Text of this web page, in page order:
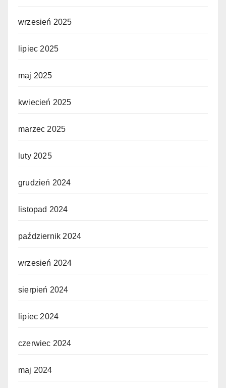
wrzesień 2025
lipiec 2025
maj 2025
kwiecień 2025
marzec 2025
luty 2025
grudzień 2024
listopad 2024
październik 2024
wrzesień 2024
sierpień 2024
lipiec 2024
czerwiec 2024
maj 2024